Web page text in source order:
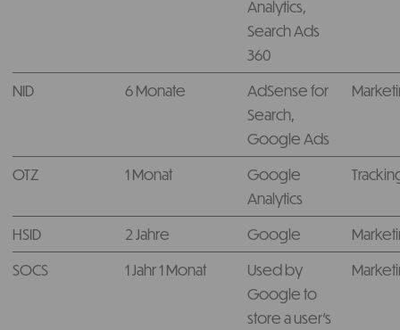
Analytics,
Search Ads
360
NID 6 Monate
AdSense for
Search,
Google Ads
OTZ 1 Monat
Google
Analytics
HSID 2 Jahre Google
SOCS
1 Jahr 1 Monat
Used by
Google to
store a user’s